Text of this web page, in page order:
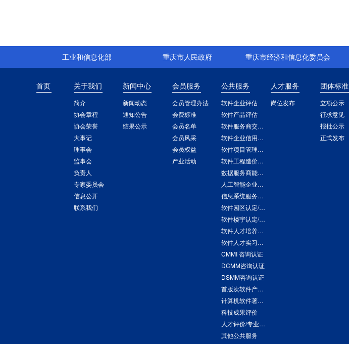
工业和信息化部 重庆市人民政府 重庆市经济和信息化委员会
首页 关于我们
简介
协会章程
协会荣誉
大事记
理事会
监事会
负责人
专家委员会
信息公开
联系我们
新闻中心
新闻动态
通知公告
结果公示
会员服务
会员管理办法
会费标准
会员名单
会员风采
会员权益
产业活动
公共服务
软件企业评估
软件产品评估
软件服务商交付能力评估
软件企业信用评价
软件项目管理能力评估
软件工程造价评估
数据服务商能力评估
人工智能企业能力评估
信息系统服务商交付能力评估
软件园区认定/评价
软件楼宇认定/评价
软件人才培养基地认定/评价
软件人才实习实训基地认定/评价
CMMI 咨询认证
DCMM咨询认证
DSMM咨询认证
首版次软件产品评估
计算机软件著作权登记
科技成果评价
人才评价/专业培训
其他公共服务
人才服务
岗位发布
团体标准
立项公示
征求意见
报批公示
正式发布